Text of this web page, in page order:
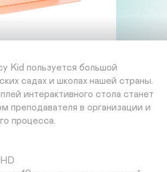
Kid пользуется большой
садах и школах нашей страны.
интерактивного стола станет
преподавателя в организации и
процесса.